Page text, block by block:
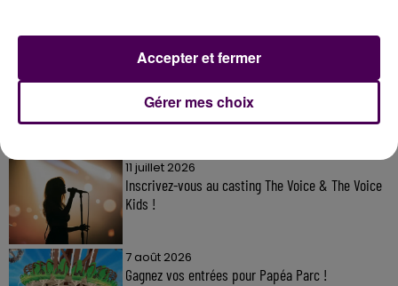
Gagnez vos pass pour le V and B Fest' 2026 !
11 juillet 2026
Inscrivez-vous au casting The Voice & The Voice
Kids !
7 août 2026
Gagnez vos entrées pour Papéa Parc !
Gérer mes choix
Accepter et fermer